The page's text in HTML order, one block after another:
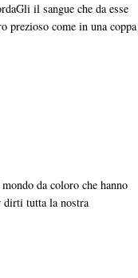
il sangue che da esse
prezioso come in una coppa
da coloro che hanno
dirti tutta la nostra